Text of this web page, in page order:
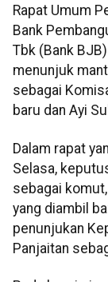
Rapat Umum
Bank
Tbk (Bank
menunjuk
sebagai
baru dan Ayi
Dalam rapat
Selasa,
sebagai
yang diambil
penunjukan
Panjaitan